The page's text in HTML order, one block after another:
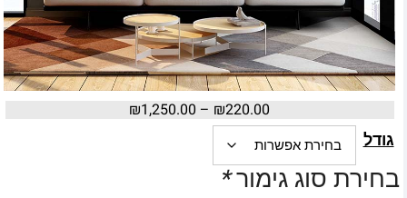
₪220.00
–
₪1,250.00
גודל
בחירת סוג גימור*